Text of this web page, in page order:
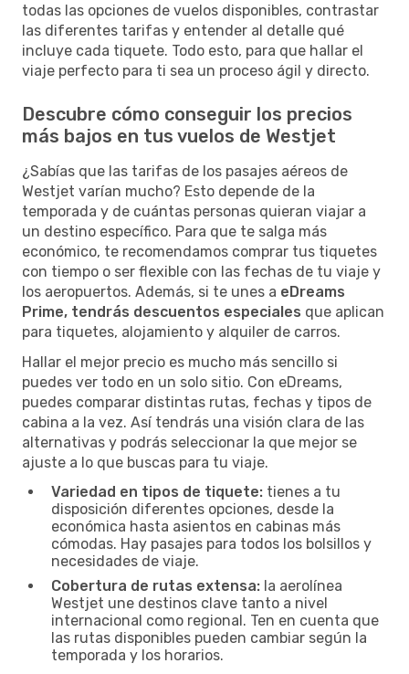
todas las opciones de vuelos disponibles, contrastar
las diferentes tarifas y entender al detalle qué
incluye cada tiquete. Todo esto, para que hallar el
viaje perfecto para ti sea un proceso ágil y directo.
Descubre cómo conseguir los precios
más bajos en tus vuelos de Westjet
¿Sabías que las tarifas de los pasajes aéreos de
Westjet varían mucho? Esto depende de la
temporada y de cuántas personas quieran viajar a
un destino específico. Para que te salga más
económico, te recomendamos comprar tus tiquetes
con tiempo o ser flexible con las fechas de tu viaje y
los aeropuertos. Además, si te unes a eDreams
Prime, tendrás descuentos especiales que aplican
para tiquetes, alojamiento y alquiler de carros.
Hallar el mejor precio es mucho más sencillo si
puedes ver todo en un solo sitio. Con eDreams,
puedes comparar distintas rutas, fechas y tipos de
cabina a la vez. Así tendrás una visión clara de las
alternativas y podrás seleccionar la que mejor se
ajuste a lo que buscas para tu viaje.
Variedad en tipos de tiquete: tienes a tu
disposición diferentes opciones, desde la
económica hasta asientos en cabinas más
cómodas. Hay pasajes para todos los bolsillos y
necesidades de viaje.
Cobertura de rutas extensa: la aerolínea
Westjet une destinos clave tanto a nivel
internacional como regional. Ten en cuenta que
las rutas disponibles pueden cambiar según la
temporada y los horarios.